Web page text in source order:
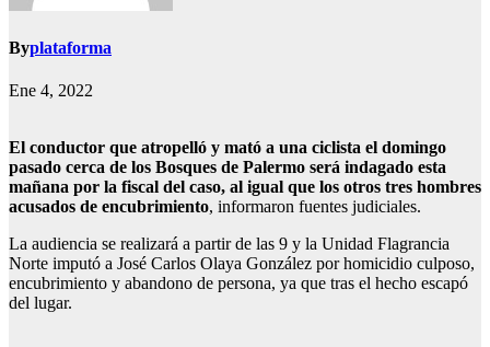
Byplataforma
Ene 4, 2022
El conductor que atropelló y mató a una ciclista el domingo
pasado cerca de los Bosques de Palermo será indagado esta
mañana por la fiscal del caso, al igual que los otros tres hombres
acusados de encubrimiento, informaron fuentes judiciales.
La audiencia se realizará a partir de las 9 y la Unidad Flagrancia
Norte imputó a José Carlos Olaya González por homicidio culposo,
encubrimiento y abandono de persona, ya que tras el hecho escapó
del lugar.